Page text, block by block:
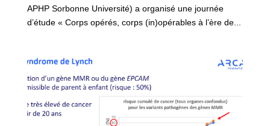
APHP Sorbonne Université) a organisé une journée
d’étude « Corps opérés, corps (in)opérables à l’ère de...